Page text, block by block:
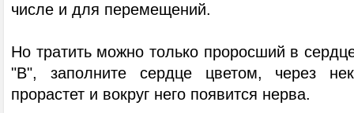
числе и для перемещений.
Но тратить можно только проросший в
"B", заполните сердце цветом, через
прорастет и вокруг него появится нерва.